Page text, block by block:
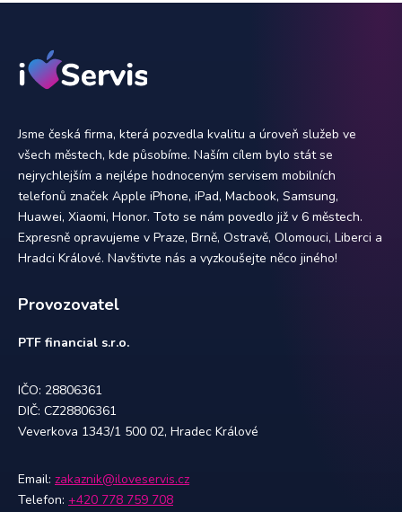
Jsme česká firma, která pozvedla kvalitu a úroveň služeb ve
všech městech, kde působíme. Naším cílem bylo stát se
nejrychlejším a nejlépe hodnoceným servisem mobilních
telefonů značek Apple iPhone, iPad, Macbook, Samsung,
Huawei, Xiaomi, Honor. Toto se nám povedlo již v 6 městech.
Expresně opravujeme v Praze, Brně, Ostravě, Olomouci, Liberci a
Hradci Králové. Navštivte nás a vyzkoušejte něco jiného!
Provozovatel
PTF financial s.r.o.
IČO: 28806361
DIČ: CZ28806361
Veverkova 1343/1 500 02, Hradec Králové
Email: zakaznik@iloveservis.cz
Telefon: +420 778 759 708